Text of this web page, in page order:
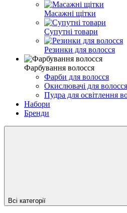
Масажні щітки
Супутні товари
Резинки для волосся
Фарбування волосся
Фарби для волосся
Окислювачі для волосся
Пудра для освітлення
Набори
Бренди
Всі категорії